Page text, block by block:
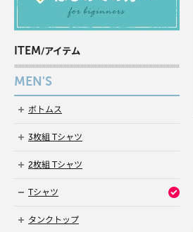
ITEM/アイテム
MEN'S
ボトムス
3枚組 Tシャツ
2枚組 Tシャツ
Tシャツ
タンクトップ